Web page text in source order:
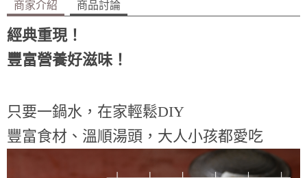
商家介紹 商品討論
經典重現！
豐富營養好滋味！
只要一鍋水，在家輕鬆DIY
豐富食材、溫順湯頭，大人小孩都愛吃